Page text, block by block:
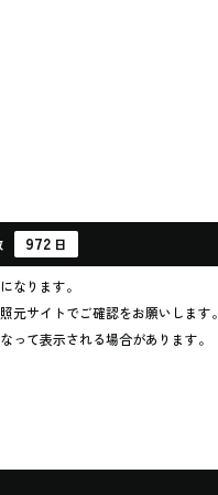
972 日
なります。
サイトでご確認をお願いします。
て表示される場合があります。